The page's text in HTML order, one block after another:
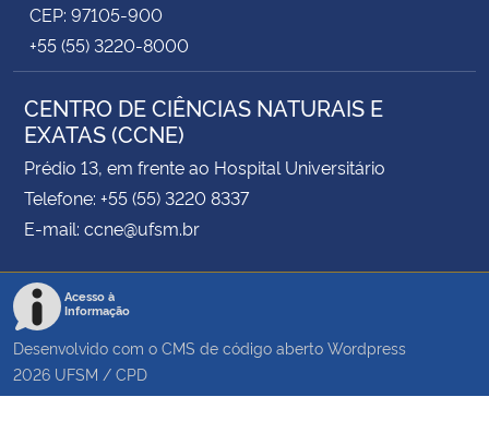
CEP: 97105-900
+55 (55) 3220-8000
CENTRO DE CIÊNCIAS NATURAIS E
EXATAS (CCNE)
Prédio 13, em frente ao Hospital Universitário
Telefone: +55 (55) 3220 8337
E-mail: ccne@ufsm.br
Acesso à
Informação
Desenvolvido com o CMS de código aberto Wordpress
2026 UFSM / CPD